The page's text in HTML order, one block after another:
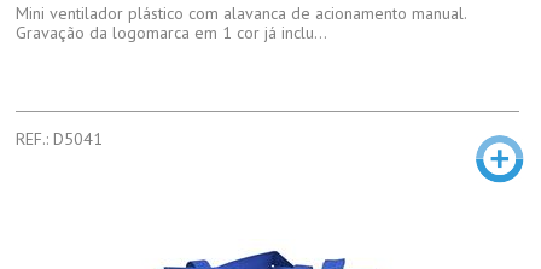
Mini ventilador plástico com alavanca de acionamento manual.
Gravação da logomarca em 1 cor já inclu...
REF.: D5041